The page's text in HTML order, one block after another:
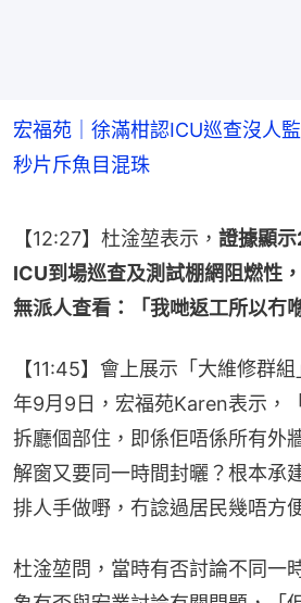
宏福苑｜徐滿柑認ICU巡查沒人
秒片斥魚目混珠
【12:27】杜淦堃表示， 證據顯
ICU到場巡查及測試棚網阻燃性
無派人查看：「我哋返工所以冇
【11:45】會上展示「大維修群
年9月9日，宏福苑Karen表示，
拆廳個部住，即係佢唔係所有外
解窗又要同一時間封曬？根本承
排人手做嘢，冇諗過居民幾唔方便
杜淦堃問，當時有否討論不同一